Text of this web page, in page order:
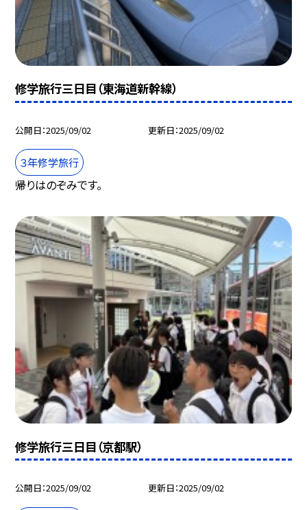
修学旅行三日目（東海道新幹線）
公開日 2025/09/02 更新日 2025/09/02
３年修学旅行
帰りはのぞみです。
修学旅行三日目（京都駅）
公開日 2025/09/02 更新日 2025/09/02